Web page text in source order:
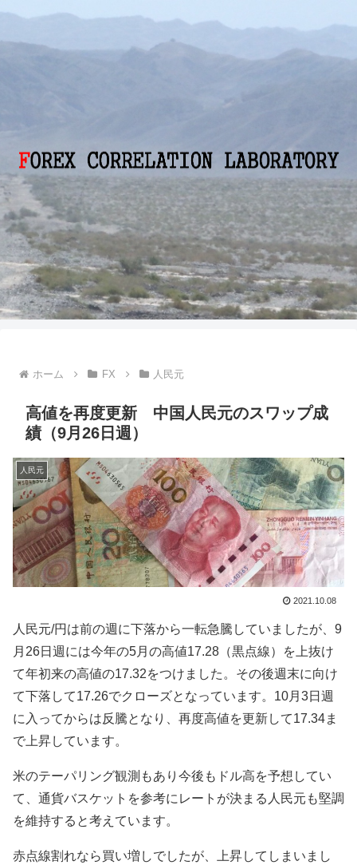
ホーム FX 人民元
高値を再度更新 中国人民元のスワップ成
績（9月26日週）
人民元
2021.10.08
人民元/円は前の週に下落から一転急騰していましたが、9
月26日週には今年の5月の高値17.28（黒点線）を上抜け
て年初来の高値の17.32をつけました。その後週末に向け
て下落して17.26でクローズとなっています。10月3日週
に入ってからは反騰となり、再度高値を更新して17.34ま
で上昇しています。
米のテーパリング観測もあり今後もドル高を予想してい
て、通貨バスケットを参考にレートが決まる人民元も堅調
を維持すると考えています。
赤点線割れなら買い増しでしたが、上昇してしまいまし